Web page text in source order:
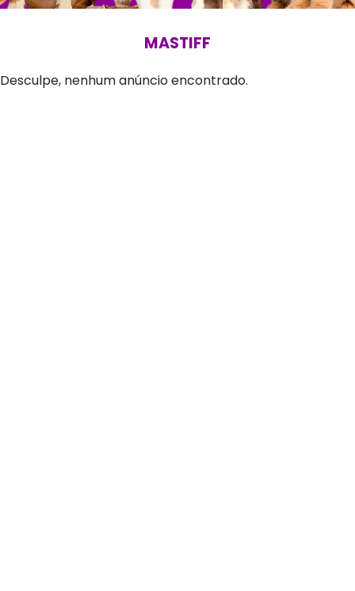
MASTIFF
Desculpe, nenhum anúncio encontrado.